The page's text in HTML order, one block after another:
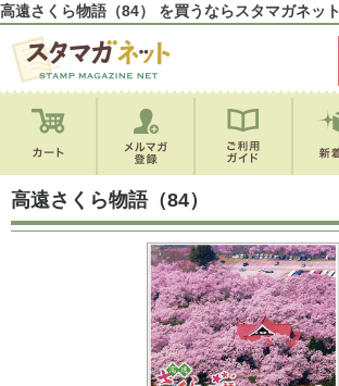
高遠さくら物語（84） を買うならスタマガネット
高遠さくら物語（84）